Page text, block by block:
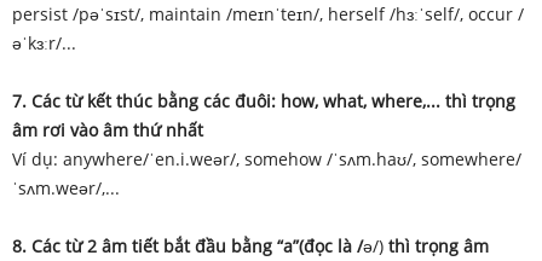
persist /pəˈsɪst/, maintain /meɪnˈteɪn/, herself /hɜːˈself/, occur /
əˈkɜːr/...
7. Các từ kết thúc bằng các đuôi: how, what, where,... thì trọng
âm rơi vào âm thứ nhất
Ví dụ: anywhere/ˈen.i.weər/, somehow /ˈsʌm.haʊ/, somewhere/
ˈsʌm.weər/,...
8. Các từ 2 âm tiết bắt đầu bằng “a”(đọc là /ə/) thì trọng âm